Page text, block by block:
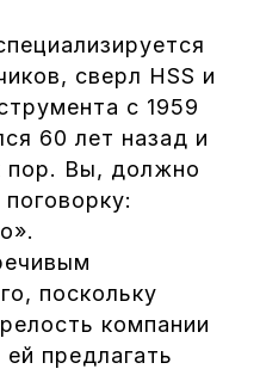
сверл HSS и
с 1959
60 лет назад и
пор. Вы, должно
поскольку
компании
предлагать